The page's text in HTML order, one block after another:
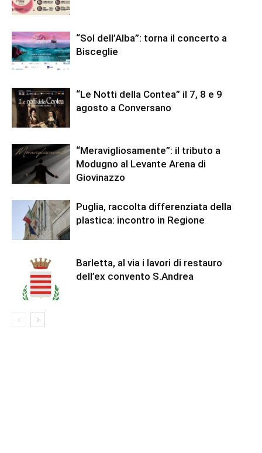
“Sol dell’Alba”: torna il concerto a
Bisceglie
“Le Notti della Contea” il 7, 8 e 9
agosto a Conversano
“Meravigliosamente”: il tributo a
Modugno al Levante Arena di
Giovinazzo
Puglia, raccolta differenziata della
plastica: incontro in Regione
Barletta, al via i lavori di restauro
dell’ex convento S.Andrea